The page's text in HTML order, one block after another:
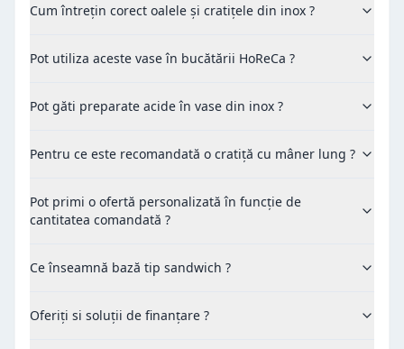
Cum întrețin corect oalele și cratițele din inox ?
Pot utiliza aceste vase în bucătării HoReCa ?
Pot găti preparate acide în vase din inox ?
Pentru ce este recomandată o cratiță cu mâner lung ?
Pot primi o ofertă personalizată în funcție de
cantitatea comandată ?
Ce înseamnă bază tip sandwich ?
Oferiți si soluții de finanțare ?